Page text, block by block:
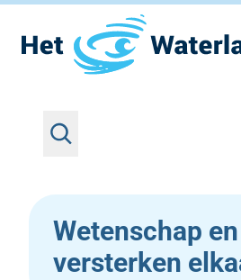
inhoud
Home•
Wetenschap
versterken